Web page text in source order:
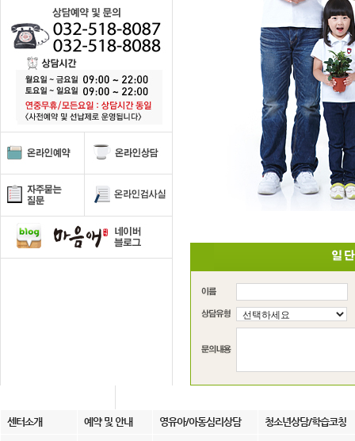
센터소개 예약 및 안내 영유아/아동심리상담 청소년상담/학습코칭